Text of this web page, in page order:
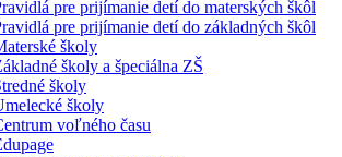
pre prijímanie detí do materských škôl
pre prijímanie detí do základných škôl
školy
školy a špeciálna ZŠ
školy
školy
voľného času